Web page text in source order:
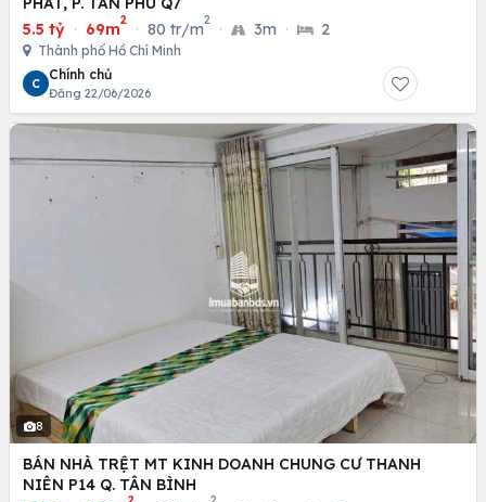
5.5 tỷ · 69m
2
· 80 tr/m
2
· 3m · 2
Thành phố Hồ Chí Minh
C
Chính chủ
Đăng 22/06/2026
8
BÁN NHÀ TRỆT MT KINH DOANH CHUNG CƯ THANH
NIÊN P14 Q. TÂN BÌNH